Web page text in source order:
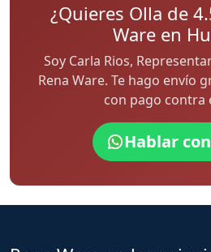
¿Quieres Olla de
Ware en
Soy Carla Rios,
Rena Ware. Te hago envío
con pago contra
Hablar